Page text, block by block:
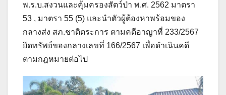
พ.ร.บ.สงวนและคุ้มครองสัตว์ป่า พ.ศ. 2562 มาตรา
53 , มาตรา 55 (5) และนำตัวผู้ต้องหาพร้อมของ
กลางส่ง สภ.ชาติตระการ ตามคดีอาญาที่ 233/2567
ยึดทรัพย์ของกลางเลขที่ 166/2567 เพื่อดำเนินคดี
ตามกฎหมายต่อไป